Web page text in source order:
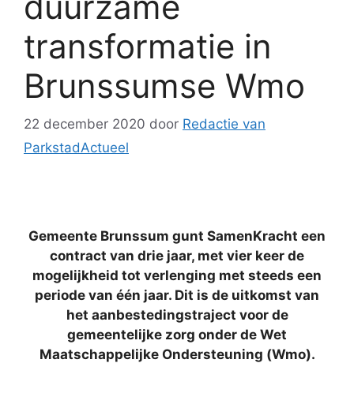
transformatie in
Brunssumse Wmo
22 december 2020 door Redactie van
ParkstadActueel
Gemeente Brunssum gunt SamenKracht een
contract van drie jaar, met vier keer de
mogelijkheid tot verlenging met steeds een
periode van één jaar. Dit is de uitkomst van
het aanbestedingstraject voor de
gemeentelijke zorg onder de Wet
Maatschappelijke Ondersteuning (Wmo).